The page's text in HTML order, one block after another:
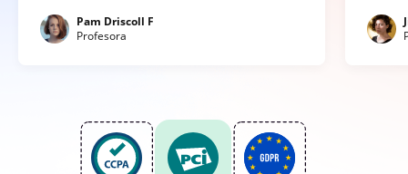
Pam Driscoll F
Profesora